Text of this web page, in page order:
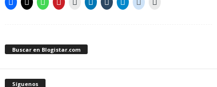
Buscar en Blogistar.com
Síguenos